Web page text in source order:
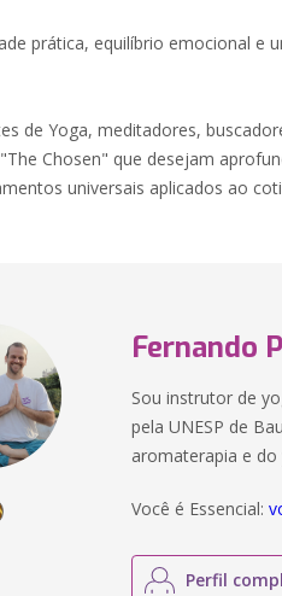
prática, equilíbrio emocional e
de Yoga, meditadores,
Chosen" que desejam
universais aplicados ao
Fernando
Sou instrutor de
pela UNESP de
aromaterapia e do
Você é Essencial:
Perfil